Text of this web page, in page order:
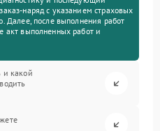
наряд с указанием страховых
Далее, после выполнения работ
акт выполненных работ и
и какой